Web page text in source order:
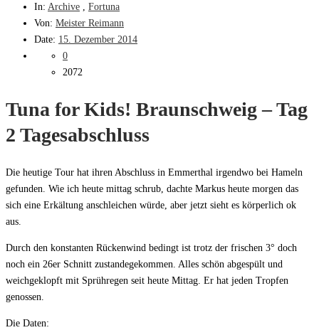
In: Archive
Fortuna
Von: Meister Reimann
Date: 15. Dezember 2014
0
2072
Tuna for Kids! Braunschweig – Tag
2 Tagesabschluss
Die heutige Tour hat ihren Abschluss in Emmerthal irgendwo bei Hameln
gefunden. Wie ich heute mittag schrub, dachte Markus heute morgen das
sich eine Erkältung anschleichen würde, aber jetzt sieht es körperlich ok
aus.
Durch den konstanten Rückenwind bedingt ist trotz der frischen 3° doch
noch ein 26er Schnitt zustandegekommen. Alles schön abgespült und
weichgeklopft mit Sprühregen seit heute Mittag. Er hat jeden Tropfen
genossen.
Die Daten: